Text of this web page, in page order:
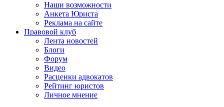
Наши возможности
Анкета Юриста
Реклама на сайте
Правовой клуб
Лента новостей
Блоги
Форум
Видео
Расценки адвокатов
Рейтинг юристов
Личное мнение